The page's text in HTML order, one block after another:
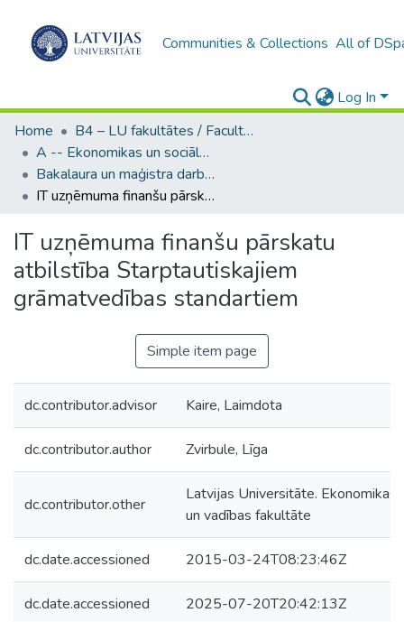
Communities & Collections All of
Log In
Home
B4 – LU fakultātes / Faculties of the UL
A -- Ekonomikas un sociālo zinātņu fakultāte / Faculty of Economics and Social Sciences
Bakalaura un maģistra darbi (ESZF) / Bachelor's and Master's theses
IT uzņēmuma finanšu pārskatu atbilstība Starptautiskajiem grāmatvedības standartiem
IT uzņēmuma finanšu pārskatu
atbilstība Starptautiskajiem
grāmatvedības standartiem
Simple item page
dc.contributor.advisor Kaire, Laimdota
dc.contributor.author Zvirbule, Līga
dc.contributor.other
Latvijas Universitāte. Ekonomikas
un vadības fakultāte
dc.date.accessioned 2015-03-24T08:23:46Z
dc.date.accessioned 2025-07-20T20:42:13Z